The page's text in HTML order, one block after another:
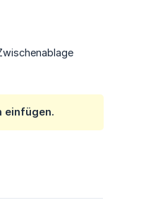
einfügen.